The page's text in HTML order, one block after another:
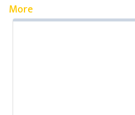
More